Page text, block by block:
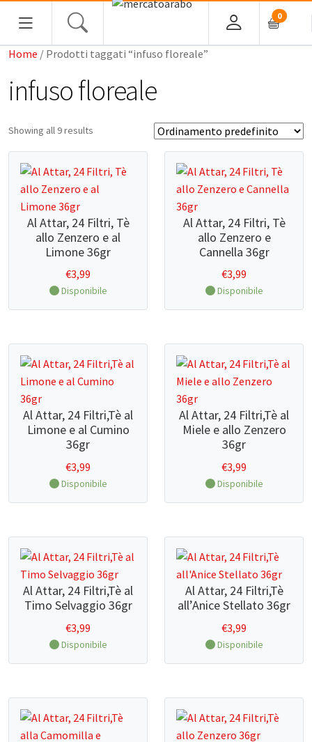
0
HOME
ALIMENTARI
COSMESI
PROFUMI ARABI
SOUK
MACELLERIA
INGROSSO
CHI SIAMO
CONTATTI
Home / Prodotti taggati “infuso floreale”
infuso floreale
Showing all 9 results
Al Attar, 24 Filtri, Tè
allo Zenzero e al
Limone 36gr
€3,99
Disponibile
Al Attar, 24 Filtri, Tè
allo Zenzero e
Cannella 36gr
€3,99
Disponibile
Al Attar, 24 Filtri,Tè al
Limone e al Cumino
36gr
€3,99
Disponibile
Al Attar, 24 Filtri,Tè al
Miele e allo Zenzero
36gr
€3,99
Disponibile
Al Attar, 24 Filtri,Tè al
Timo Selvaggio 36gr
€3,99
Disponibile
Al Attar, 24 Filtri,Tè
all’Anice Stellato 36gr
€3,99
Disponibile